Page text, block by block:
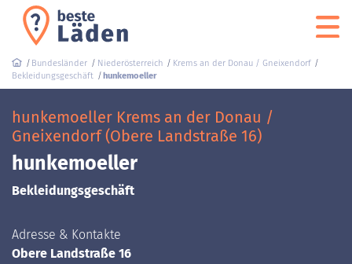
Bundesländer Niederösterreich
Krems an der Donau / Gneixendorf
Bekleidungsgeschäft
hunkemoeller
hunkemoeller Krems an der Donau /
Gneixendorf (Obere Landstraße 16)
hunkemoeller
Bekleidungsgeschäft
Adresse & Kontakte
Obere Landstraße 16